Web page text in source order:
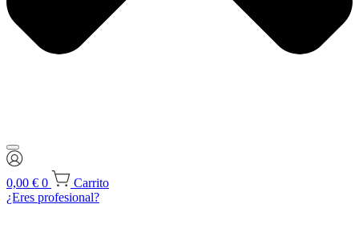
0,00 € 0
Carrito
¿Eres profesional?